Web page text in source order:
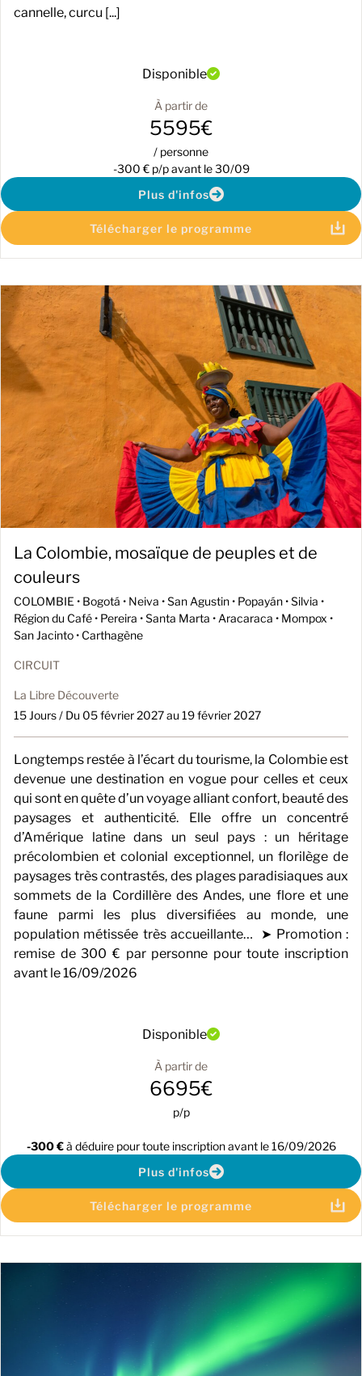
cannelle, curcu [...]
Disponible
À partir de
5595€
/ personne
-300 € p/p avant le 30/09
Plus d'infos
Télécharger le programme
La Colombie, mosaïque de peuples et de
couleurs
COLOMBIE • Bogotá • Neiva • San Agustin • Popayán • Silvia •
Région du Café • Pereira • Santa Marta • Aracaraca • Mompox •
San Jacinto • Carthagène
CIRCUIT
La Libre Découverte
15 Jours / Du 05 février 2027 au 19 février 2027
Longtemps restée à l’écart du tourisme, la Colombie est
devenue une destination en vogue pour celles et ceux
qui sont en quête d’un voyage alliant confort, beauté des
paysages et authenticité. Elle offre un concentré
d’Amérique latine dans un seul pays : un héritage
précolombien et colonial exceptionnel, un florilège de
paysages très contrastés, des plages paradisiaques aux
sommets de la Cordillère des Andes, une flore et une
faune parmi les plus diversifiées au monde, une
population métissée très accueillante… ➤ Promotion :
remise de 300 € par personne pour toute inscription
avant le 16/09/2026
Disponible
À partir de
6695€
p/p
-300 €à déduire pour toute inscription avant le 16/09/2026
Plus d'infos
Télécharger le programme